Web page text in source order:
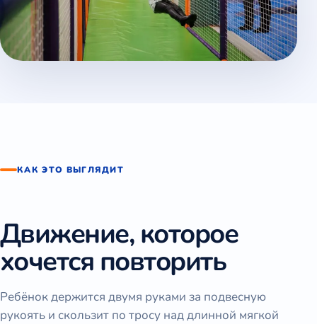
КАК ЭТО ВЫГЛЯДИТ
Движение, которое
хочется повторить
Ребёнок держится двумя руками за подвесную
рукоять и скользит по тросу над длинной мягкой